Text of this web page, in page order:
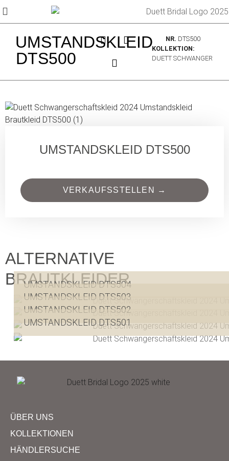
UMSTANDSKLEID
DTS500
NR. DTS500
KOLLEKTION:
DUETT SCHWANGER
UMSTANDSKLEID DTS500
VERKAUFSSTELLEN →
ALTERNATIVE
BRAUTKLEIDER
UMSTANDSKLEID DTS504
UMSTANDSKLEID DTS503
UMSTANDSKLEID DTS502
UMSTANDSKLEID DTS501
ÜBER UNS
KOLLEKTIONEN
HÄNDLERSUCHE